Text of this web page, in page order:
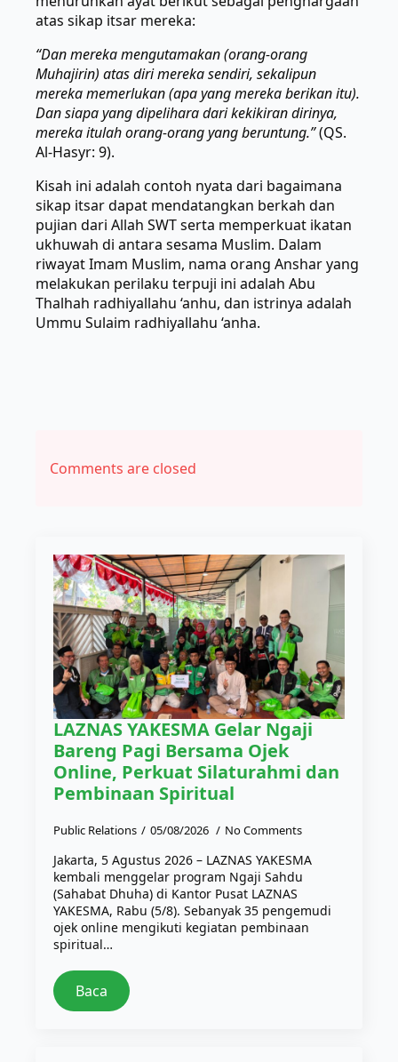
atas sikap itsar mereka:
“Dan mereka mengutamakan (orang-orang
Muhajirin) atas diri mereka sendiri, sekalipun
mereka memerlukan (apa yang mereka berikan itu).
Dan siapa yang dipelihara dari kekikiran dirinya,
mereka itulah orang-orang yang beruntung.”(QS.
Al-Hasyr: 9).
Kisah ini adalah contoh nyata dari bagaimana
sikap itsar dapat mendatangkan berkah dan
pujian dari Allah SWT serta memperkuat ikatan
ukhuwah di antara sesama Muslim. Dalam
riwayat Imam Muslim, nama orang Anshar yang
melakukan perilaku terpuji ini adalah Abu
Thalhah radhiyallahu ‘anhu, dan istrinya adalah
Ummu Sulaim radhiyallahu ‘anha.
Comments are closed
LAZNAS YAKESMA Gelar Ngaji
Bareng Pagi Bersama Ojek
Online, Perkuat Silaturahmi dan
Pembinaan Spiritual
Public Relations 05/08/2026 No Comments
Jakarta, 5 Agustus 2026 – LAZNAS YAKESMA
kembali menggelar program Ngaji Sahdu
(Sahabat Dhuha) di Kantor Pusat LAZNAS
YAKESMA, Rabu (5/8). Sebanyak 35 pengemudi
ojek online mengikuti kegiatan pembinaan
spiritual…
Baca